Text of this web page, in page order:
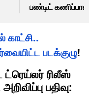
பண்டிட்
காட்சி..
படக்குழு!
ட்ரெய்லர் ரிலீஸ்
பதிவு: